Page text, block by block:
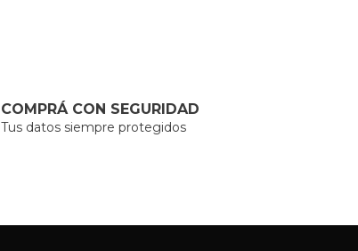
COMPRÁ CON SEGURIDAD
Tus datos siempre protegidos